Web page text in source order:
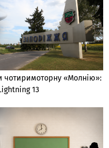
чотиримоторну «Молнію»:
13